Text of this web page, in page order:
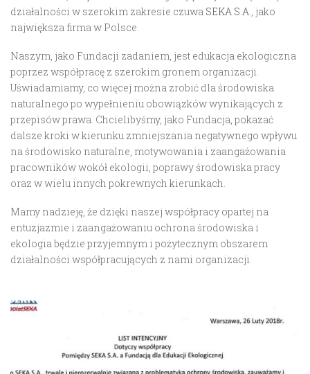
działalności w szerokim zakresie czuwa SEKA S.A., jako
największa firma w Polsce.
Naszym, jako Fundacji zadaniem, jest edukacja ekologiczna
poprzez współpracę z szerokim gronem organizacji.
Uświadamiamy, co więcej można zrobić dla środowiska
naturalnego po wypełnieniu obowiązków wynikających z
przepisów prawa. Chcielibyśmy, jako Fundacja, pokazać
dalsze kroki w kierunku zmniejszania negatywnego wpływu
na środowisko naturalne, motywowania i zaangażowania
pracowników wokół ekologii, poprawy środowiska pracy
oraz w wielu innych pokrewnych kierunkach.
Mamy nadzieję, że dzięki naszej współpracy opartej na
entuzjazmie i zaangażowaniu ochrona środowiska i
ekologia będzie przyjemnym i pożytecznym obszarem
działalności współpracujących z nami organizacji.